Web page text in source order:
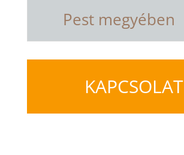
Pest megyében
KAPCSOLAT